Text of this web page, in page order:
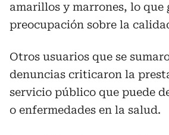
amarillos y marrones, lo que
preocupación sobre la
Otros usuarios que se
denuncias criticaron la
servicio público que puede
o enfermedades en la salud.